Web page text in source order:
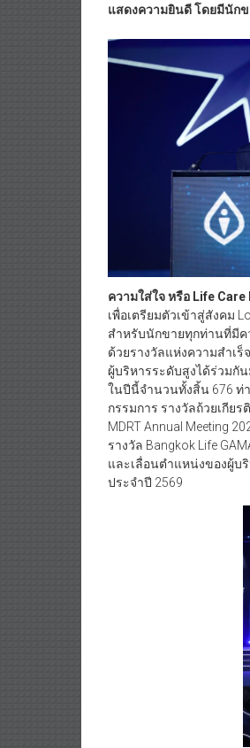
แสดงความยินดี โดยมีนักข
ความใส่ใจ หรือ Life
เพื่อเตรียมตัวเข้าสู่สังคม
สำหรับนักขายทุกท่านที่มีค
ด้วยรางวัลแห่งความสำเ
ผู้บริหารระดับสูงได้ร่วมกั
ในปีนี้จำนวนทั้งสิ้น 676 ท่
กรรมการ รางวัลถ้วยเกีย
MDRT Annual Meeting
รางวัล Bangkok Life
และเลื่อนตำแหน่งของผู้บริ
ประจำปี 2569